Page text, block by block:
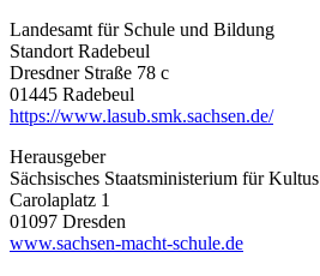
Landesamt für Schule und Bildung
Standort Radebeul
Dresdner Straße 78 c
01445 Radebeul
https://www.lasub.smk.sachsen.de/
Herausgeber
Sächsisches Staatsministerium für Kultus
Carolaplatz 1
01097 Dresden
www.sachsen-macht-schule.de